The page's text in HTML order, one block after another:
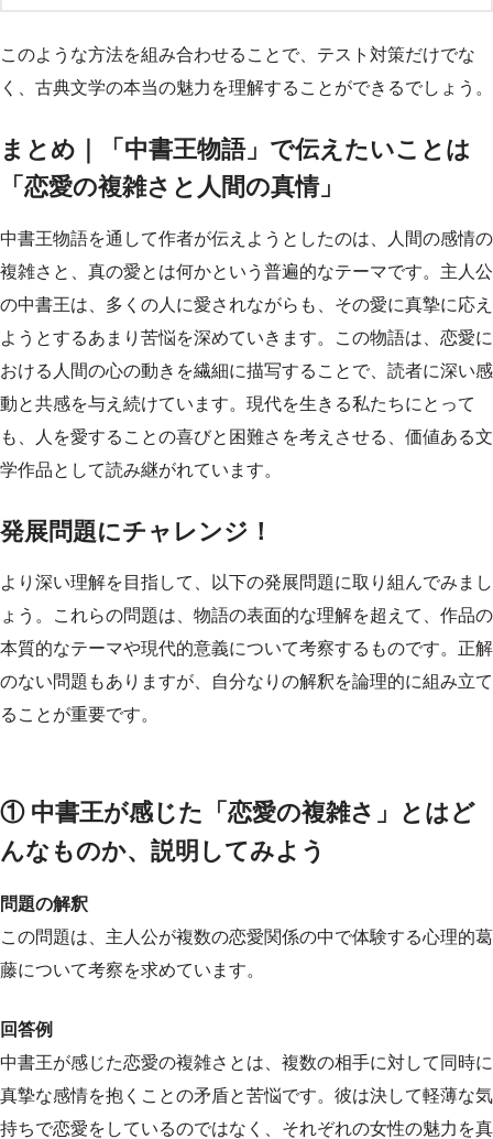
このような方法を組み合わせることで、テスト対策だけでな
く、古典文学の本当の魅力を理解することができるでしょう。
まとめ｜「中書王物語」で伝えたいことは
「恋愛の複雑さと人間の真情」
中書王物語を通して作者が伝えようとしたのは、人間の感情の
複雑さと、真の愛とは何かという普遍的なテーマです。主人公
の中書王は、多くの人に愛されながらも、その愛に真摯に応え
ようとするあまり苦悩を深めていきます。この物語は、恋愛に
おける人間の心の動きを繊細に描写することで、読者に深い感
動と共感を与え続けています。現代を生きる私たちにとって
も、人を愛することの喜びと困難さを考えさせる、価値ある文
学作品として読み継がれています。
発展問題にチャレンジ！
より深い理解を目指して、以下の発展問題に取り組んでみまし
ょう。これらの問題は、物語の表面的な理解を超えて、作品の
本質的なテーマや現代的意義について考察するものです。正解
のない問題もありますが、自分なりの解釈を論理的に組み立て
ることが重要です。
① 中書王が感じた「恋愛の複雑さ」とはど
んなものか、説明してみよう
問題の解釈
この問題は、主人公が複数の恋愛関係の中で体験する心理的葛
藤について考察を求めています。
回答例
中書王が感じた恋愛の複雑さとは、複数の相手に対して同時に
真摯な感情を抱くことの矛盾と苦悩です。彼は決して軽薄な気
持ちで恋愛をしているのではなく、それぞれの女性の魅力を真